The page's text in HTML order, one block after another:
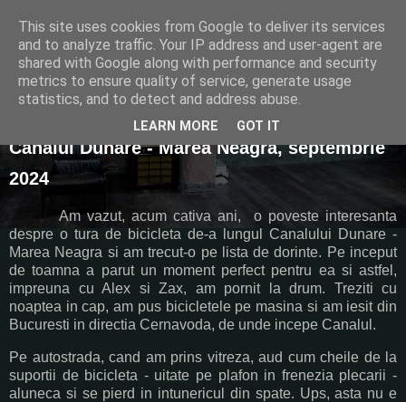
Plimbari cu bicicleta
joi, 17 octombrie 2024
Canalul Dunare - Marea Neagra, septembrie
2024
Am vazut, acum cativa ani, o poveste interesanta
despre o tura de bicicleta de-a lungul Canalului Dunare -
Marea Neagra si am trecut-o pe lista de dorinte. Pe inceput
de toamna a parut un moment perfect pentru ea si astfel,
impreuna cu Alex si Zax, am pornit la drum. Treziti cu
noaptea in cap, am pus bicicletele pe masina si am iesit din
Bucuresti in directia Cernavoda, de unde incepe Canalul.
Pe autostrada, cand am prins vitreza, aud cum cheile de la
suportii de bicicleta - uitate pe plafon in frenezia plecarii -
aluneca si se pierd in intunericul din spate. Ups, asta nu e
This site uses cookies from Google to deliver its services
and to analyze traffic. Your IP address and user-agent are
shared with Google along with performance and security
metrics to ensure quality of service, generate usage
statistics, and to detect and address abuse.
LEARN MORE GOT IT